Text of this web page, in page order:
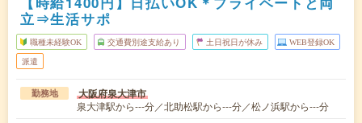
立⇒生活サポ
職種未経験OK 交通費別途支給あり 土日祝日が休み WEB登録OK
派遣
勤務地 大阪府泉大津市
泉大津駅から---分／北助松駅から---分／松ノ浜駅から---分